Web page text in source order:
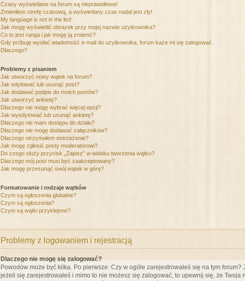
Czasy wyświetlane na forum są nieprawidłowe!
Zmieniłem strefę czasową, a wyświetlany czas nadal jest zły!
My language is not in the list!
Jak mogę wyświetlić obrazek przy mojej nazwie użytkownika?
Co to jest ranga i jak mogę ją zmienić?
Gdy próbuję wysłać wiadomość e-mail do użytkownika, forum każe mi się zalogować.
Dlaczego?
Problemy z pisaniem
Jak utworzyć nowy wątek na forum?
Jak edytować lub usunąć post?
Jak dodawać podpis do moich postów?
Jak utworzyć ankietę?
Dlaczego nie mogę wybrać więcej opcji?
Jak wyedytować lub usunąć ankietę?
Dlaczego nie mam dostępu do działu?
Dlaczego nie mogę dodawać załączników?
Dlaczego otrzymałem ostrzeżenie?
Jak mogę zgłosić posty moderatorowi?
Do czego służy przycisk „Zapisz” w widoku tworzenia wątku?
Dlaczego mój post musi być zaakceptowany?
Jak mogę przesunąć swój wątek w górę?
Formatowanie i rodzaje wątków
Czym są ogłoszenia globalne?
Czym są ogłoszenia?
Czym są wątki przyklejone?
Problemy z logowaniem i rejestracją
Dlaczego nie mogę się zalogować?
Powodów może być kilka. Po pierwsze: Czy w ogóle zarejestrowałeś się na tym
jeżeli się zarejestrowałeś i mimo to nie możesz się zalogować, to upewnij się, że